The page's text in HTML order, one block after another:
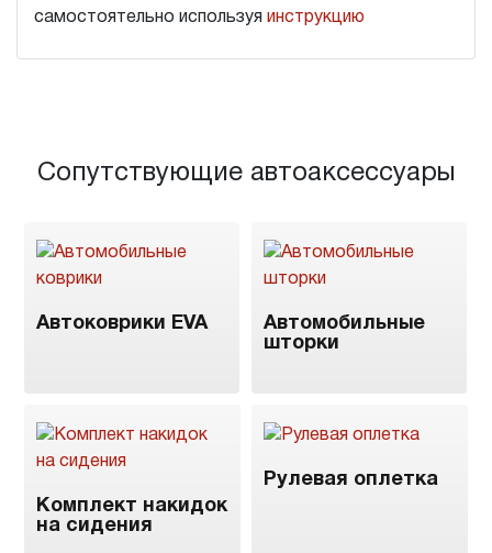
самостоятельно используя инструкцию
Сопутствующие автоаксессуары
Автоковрики EVA
Автомобильные
шторки
Комплект накидок
на сидения
Рулевая оплетка